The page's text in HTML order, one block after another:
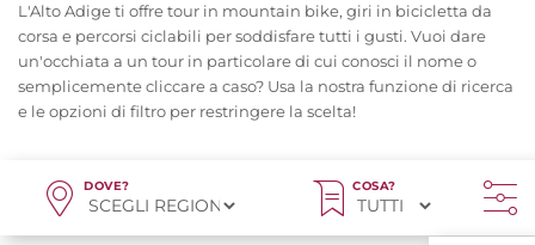
L'Alto Adige ti offre tour in mountain bike, giri in bicicletta da
corsa e percorsi ciclabili per soddisfare tutti i gusti. Vuoi dare
un'occhiata a un tour in particolare di cui conosci il nome o
semplicemente cliccare a caso? Usa la nostra funzione di ricerca
e le opzioni di filtro per restringere la scelta!
DOVE? COSA?